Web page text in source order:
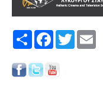
Share FacebookTwitter